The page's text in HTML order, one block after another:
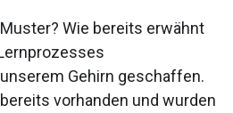
Wie bereits erwähnt
Gehirn geschaffen.
vorhanden und wurden